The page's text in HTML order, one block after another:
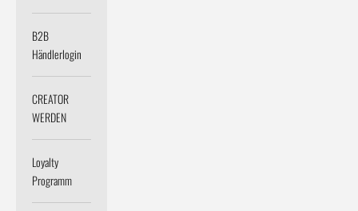
B2B
Händlerlogin
CREATOR
WERDEN
Loyalty
Programm